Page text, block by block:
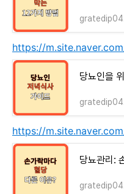
https://
당뇨인을
https://
당뇨관리: